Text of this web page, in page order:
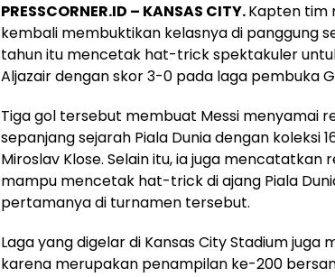
PRESSCORNER.ID – KANSAS CITY.Kapten tim
kembali membuktikan kelasnya di panggung
tahun itu mencetak hat-trick spektakuler
Aljazair dengan skor 3-0 pada laga pembuka
Tiga gol tersebut membuat Messi menyamai
sepanjang sejarah Piala Dunia dengan koleksi
Miroslav Klose. Selain itu, ia juga
mampu mencetak hat-trick di ajang Piala
pertamanya di turnamen tersebut.
Laga yang digelar di Kansas City Stadium
karena merupakan penampilan ke-200